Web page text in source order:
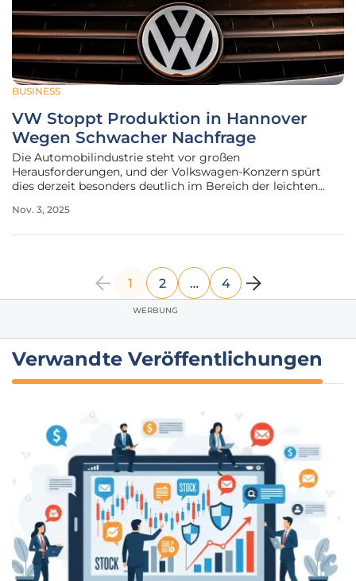
BUSINESS
VW Stoppt Produktion in Hannover
Wegen Schwacher Nachfrage
Die Automobilindustrie steht vor großen
Herausforderungen, und der Volkswagen-Konzern spürt
dies derzeit besonders deutlich im Bereich der leichten
während der niedersächsischen Herbstferien vom 13. bis 25.
Nov. 3, 2025
1 2 … 4
WERBUNG
Verwandte Veröffentlichungen